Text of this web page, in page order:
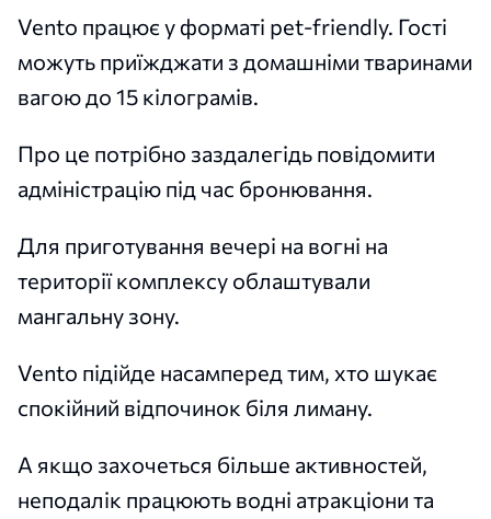
Vento працює у форматі pet-friendly. Гості
можуть приїжджати з домашніми тваринами
вагою до 15 кілограмів.
Про це потрібно заздалегідь повідомити
адміністрацію під час бронювання.
Для приготування вечері на вогні на
території комплексу облаштували
мангальну зону.
Vento підійде насамперед тим, хто шукає
спокійний відпочинок біля лиману.
А якщо захочеться більше активностей,
неподалік працюють водні атракціони та